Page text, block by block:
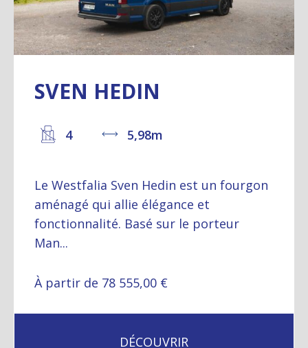
SVEN HEDIN
4 5,98m
Le Westfalia Sven Hedin est un fourgon
aménagé qui allie élégance et
fonctionnalité. Basé sur le porteur
Man...
À partir de 78 555,00 €
DÉCOUVRIR